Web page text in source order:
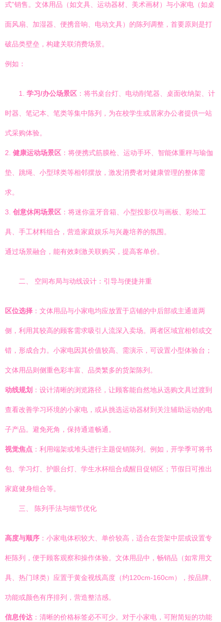
式”销售。文体用品（如文具、运动器材、美术画材）与小家电（如桌
面风扇、加湿器、便携音响、电动文具）的陈列调整，首要原则是打
破品类壁垒，构建关联消费场景。
例如：
1. 学习/办公场景区 ：将书桌台灯、电动削笔器、桌面收纳架、计
时器、笔记本、笔类等集中陈列，为在校学生或居家办公者提供一站
式采购体验。
2. 健康运动场景区 ：将便携式筋膜枪、运动手环、智能体重秤与瑜伽
垫、跳绳、小型球类等相邻摆放，激发消费者对健康管理的整体需
求。
3. 创意休闲场景区 ：将迷你蓝牙音箱、小型投影仪与画板、彩绘工
具、手工材料组合，营造家庭娱乐与兴趣培养的氛围。
通过场景融合，能有效刺激关联购买，提高客单价。
二、 空间布局与动线设计：引导与便捷并重
区位选择 ：文体用品与小家电均应放置于店铺的中后部或主通道两
侧，利用其较高的顾客需求吸引人流深入卖场。两者区域宜相邻或交
错，形成合力。小家电因其价值较高、需演示，可设置小型体验台；
文体用品则侧重色彩丰富、品类繁多的货架陈列。
动线规划 ：设计清晰的浏览路径，让顾客能自然地从选购文具过渡到
查看改善学习环境的小家电，或从挑选运动器材到关注辅助运动的电
子产品。避免死角，保持通道畅通。
视觉焦点 ：利用端架或堆头进行主题促销陈列。例如，开学季可将书
包、学习灯、护眼台灯、学生水杯组合成醒目促销区；节假日可推出
家庭健身组合等。
三、 陈列手法与细节优化
高度与顺序 ：小家电体积较大、单价较高，适合在货架中层或设置专
柜陈列，便于顾客观察和操作体验。文体用品中，畅销品（如常用文
具、热门球类）应置于黄金视线高度（约120cm-160cm），按品牌、
功能或颜色有序排列，营造整洁感。
信息传达 ：清晰的价格标签必不可少。对于小家电，可附简短的功能